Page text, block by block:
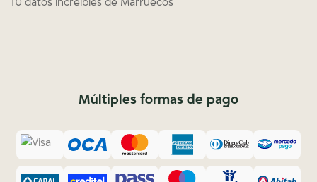
Múltiples formas de pago